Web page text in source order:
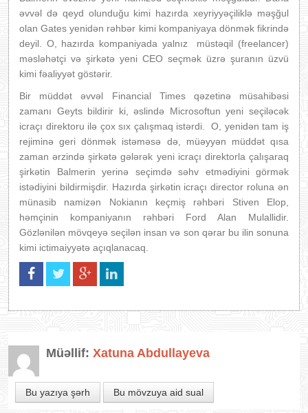
əvvəl də qeyd olunduğu kimi hazırda xeyriyyəçiliklə məşğul
olan Gates yenidən rəhbər kimi kompaniyaya dönmək fikrində
deyil. O, hazırda kompaniyada yalnız müstəqil (freelancer)
məsləhətçi və şirkətə yeni CEO seçmək üzrə şuranın üzvü
kimi fəaliyyət göstərir.
Bir müddət əvvəl Financial Times qəzetinə müsahibəsi
zamanı Geyts bildirir ki, əslində Microsoftun yeni seçiləcək
icraçı direktoru ilə çox sıx çalışmaq istərdi. O, yenidən tam iş
rejiminə geri dönmək istəməsə də, müəyyən müddət qısa
zaman ərzində şirkətə gələrək yeni icraçı direktorla çalışaraq
şirkətin Balmerin yerinə seçimdə səhv etmədiyini görmək
istədiyini bildirmişdir. Hazırda şirkətin icraçı director roluna ən
münasib namizən Nokianın keçmiş rəhbəri Stiven Elop,
həmçinin kompaniyanın rəhbəri Ford Alan Mulallidir.
Gözlənilən mövqeyə seçilən insan və son qərar bu ilin sonuna
kimi ictimaiyyətə açıqlanacaq.
Müəllif: Xatuna Abdullayeva
Bu yazıya şərh Bu mövzuya aid sual